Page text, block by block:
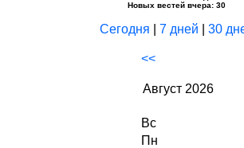
Новых вестей вчера: 30
Сегодня 7 дней 30
<<
Август 2026
Вс
Пн